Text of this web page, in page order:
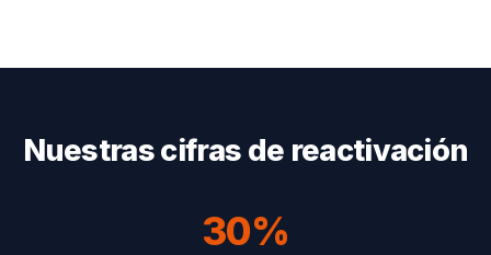
Nuestras cifras de reactivación
30%